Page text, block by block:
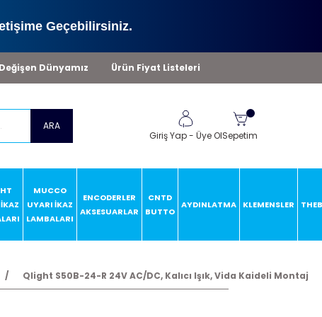
Geçebilirsiniz.
Dünyamız Ürün Fiyat Listeleri
ARA
Giriş Yap- Üye OlSepetim
MUCCO
UYARI İKAZ
LAMBALARI
ENCODERLER
AKSESUARLAR
CNTD
BUTTO
AYDINLATMA KLEMENSLER
Qlight S50B-24-R 24V AC/DC, Kalıcı Işık, Vida Kaideli Montaj